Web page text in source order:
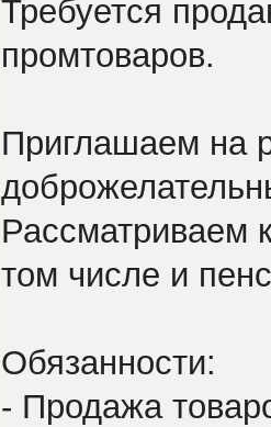
Требуется
промтоваров.
Приглашаем на
Рассматриваем
том числе и
Обязанности:
- Продажа